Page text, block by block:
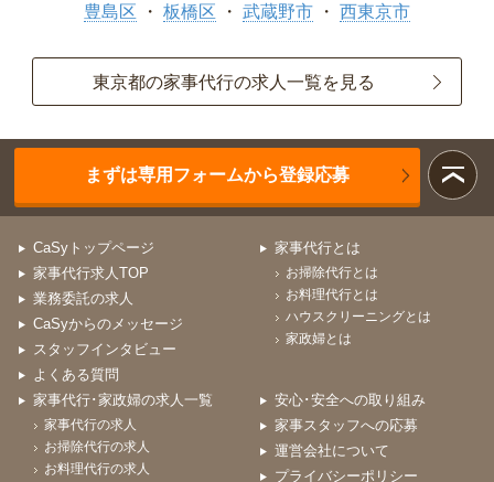
豊島区
板橋区 武蔵野市 西東京市
東京都の家事代行の求人一覧を見る
まずは専用フォームから登録応募
CaSyトップページ
家事代行求人TOP
業務委託の求人
CaSyからのメッセージ
スタッフインタビュー
よくある質問
家事代行とは
お掃除代行とは
お料理代行とは
ハウスクリーニングとは
家政婦とは
家事代行･家政婦の求人一覧
家事代行の求人
お掃除代行の求人
お料理代行の求人
安心･安全への取り組み
家事スタッフへの応募
運営会社について
プライバシーポリシー